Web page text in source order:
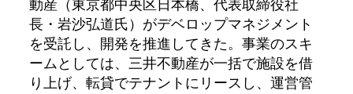
動産（東京都中央区日本橋、代表取締役社
長・岩沙弘道氏）がデベロップマネジメント
を受託し、開発を推進してきた。事業のスキ
ームとしては、三井不動産が一括で施設を借
り上げ、転貸でテナントにリースし、運営管